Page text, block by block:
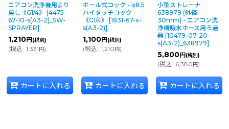
エアコン洗浄機用より
戻し《G1/4》 [4475-
67-10-s(A3-2)_SW-
SPRAYER]
1,210円(税別)
(税込: 1,331円)
カートに入れる
ボール式コック - φ8.5
ハイタッチコック
《G1/4》 [1831-67-x-
s(A3-2)]
1,100円(税別)
(税込: 1,210円)
カートに入れる
小型ストレーナ
638979 (外径
30mm) - エアコン洗
浄機吸水ホース用ろ過
器 [10479-07-20-
s(A3-2)_638979]
5,800円(税別)
(税込: 6,380円)
カートに入れる